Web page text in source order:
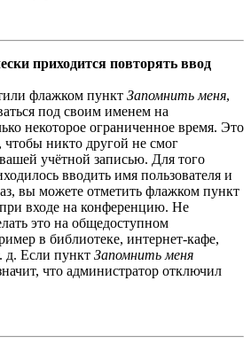
приходится повторять ввод
флажком пункт Запомнить меня,
под своим именем на
некоторое ограниченное время. Это
чтобы никто другой не смог
вашей учётной записью. Для того
вводить имя пользователя и
вы можете отметить флажком пункт
при входе на конференцию. Не
это на общедоступном
в библиотеке, интернет-кафе,
д. Если пункт Запомнить меня
что администратор отключил